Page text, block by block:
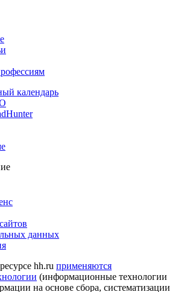
календарь
данных
hh.ru применяются
(информационные технологии
на основе сбора, систематизации